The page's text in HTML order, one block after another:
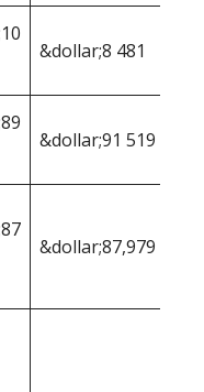
&dollar;8 481
&dollar;91 519
&dollar;87,979